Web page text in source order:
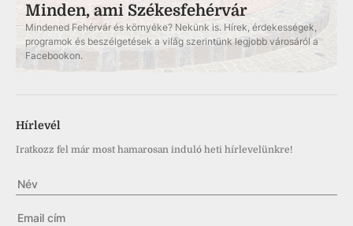
Minden, ami Székesfehérvár
Mindened Fehérvár és környéke? Nekünk is. Hírek, érdekességek,
programok és beszélgetések a világ szerintünk legjobb városáról a
Facebookon.
Hírlevél
Iratkozz fel már most hamarosan induló heti hírlevelünkre!